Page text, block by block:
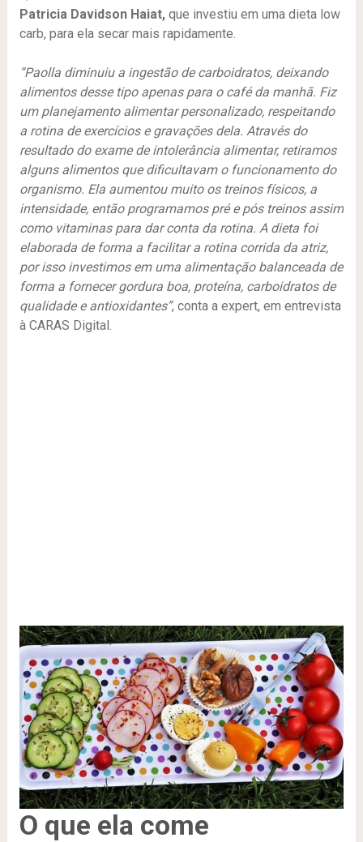
Patricia Davidson Haiat,que investiu em uma dieta low
carb, para ela secar mais rapidamente.
“Paolla diminuiu a ingestão de carboidratos, deixando
alimentos desse tipo apenas para o café da manhã. Fiz
um planejamento alimentar personalizado, respeitando
a rotina de exercícios e gravações dela. Através do
resultado do exame de intolerância alimentar, retiramos
alguns alimentos que dificultavam o funcionamento do
organismo. Ela aumentou muito os treinos físicos, a
intensidade, então programamos pré e pós treinos assim
como vitaminas para dar conta da rotina. A dieta foi
elaborada de forma a facilitar a rotina corrida da atriz,
por isso investimos em uma alimentação balanceada de
forma a fornecer gordura boa, proteína, carboidratos de
qualidade e antioxidantes”, conta a expert, em entrevista
à CARAS Digital.
O que ela come